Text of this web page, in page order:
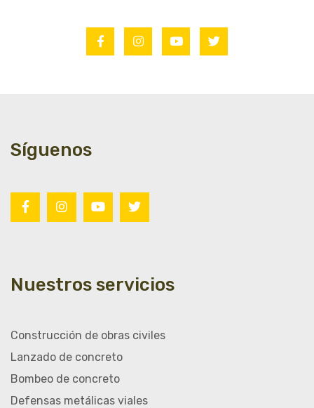
Síguenos
Nuestros servicios
Construcción de obras civiles
Lanzado de concreto
Bombeo de concreto
Defensas metálicas viales